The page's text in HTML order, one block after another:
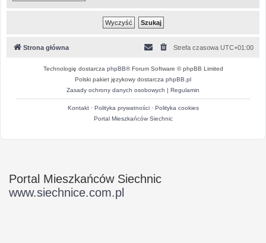
Strona główna Strefa czasowa UTC+01:00
Technologię dostarcza phpBB® Forum Software © phpBB Limited
Polski pakiet językowy dostarcza phpBB.pl
Zasady ochrony danych osobowych | Regulamin
Kontakt· Polityka prywatności· Polityka cookies
Portal Mieszkańców Siechnic
Portal Mieszkańców Siechnic
www.siechnice.com.pl